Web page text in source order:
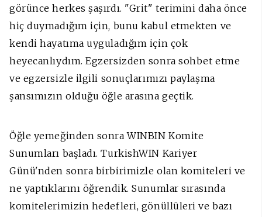
görünce herkes şaşırdı. "Grit" terimini daha önce
hiç duymadığım için, bunu kabul etmekten ve
kendi hayatıma uyguladığım için çok
heyecanlıydım. Egzersizden sonra sohbet etme
ve egzersizle ilgili sonuçlarımızı paylaşma
şansımızın olduğu öğle arasına geçtik.
Öğle yemeğinden sonra WINBIN Komite
Sunumları başladı. TurkishWIN Kariyer
Günü'nden sonra birbirimizle olan komiteleri ve
ne yaptıklarını öğrendik. Sunumlar sırasında
komitelerimizin hedefleri, gönüllüleri ve bazı